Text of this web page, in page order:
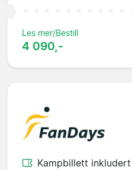
Les mer/Bestill
4 090,-
Kampbillett inkludert